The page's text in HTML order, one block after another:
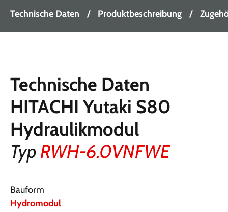
Technische Daten Produktbeschreibung
Technische Daten
HITACHI Yutaki S80
Hydraulikmodul
Typ RWH-6.0VNFWE
Bauform
Hydromodul